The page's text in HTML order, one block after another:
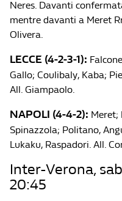
Neres. Davanti
mentre davanti a Meret
Olivera.
LECCE (4-2-3-1):
Gallo; Coulibaly, Kaba;
All. Giampaolo.
NAPOLI (4-4-2): Meret;
Spinazzola; Politano,
Lukaku, Raspadori. All.
Inter-Verona,
20:45